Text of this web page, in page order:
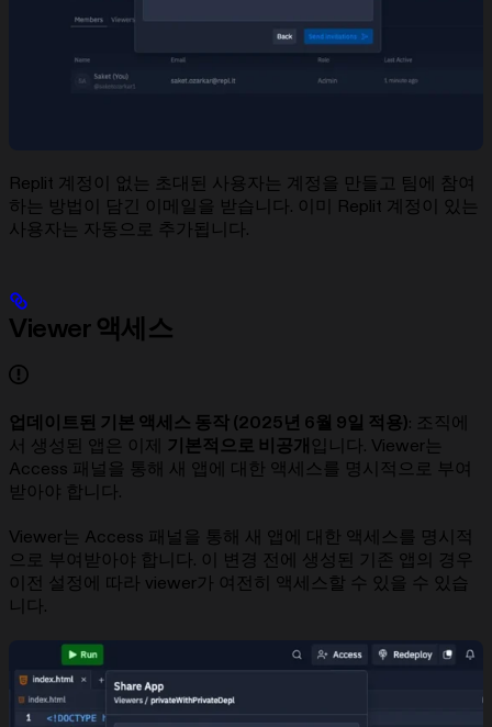
Replit 계정이 없는 초대된 사용자는 계정을 만들고 팀에 참여
하는 방법이 담긴 이메일을 받습니다. 이미 Replit 계정이 있는
사용자는 자동으로 추가됩니다.
Viewer 액세스
업데이트된 기본 액세스 동작 (2025년 6월 9일 적용): 조직에
서 생성된 앱은 이제 기본적으로 비공개 입니다. Viewer는
Access 패널을 통해 새 앱에 대한 액세스를 명시적으로 부여
받아야 합니다.
Viewer는 Access 패널을 통해 새 앱에 대한 액세스를 명시적
으로 부여받아야 합니다. 이 변경 전에 생성된 기존 앱의 경우
이전 설정에 따라 viewer가 여전히 액세스할 수 있을 수 있습
니다.